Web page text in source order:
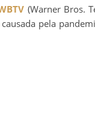
(Warner Bros.
causada pela